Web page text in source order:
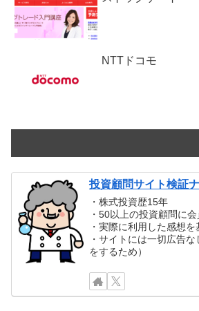
NTTドコモ
投資顧問サイト検証
・株式投資歴15年
・50以上の投資顧問に会
・実際に利用した感想
・サイトには一切広告
をするため）